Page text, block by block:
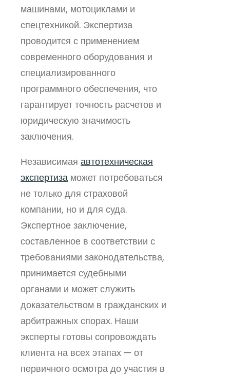
машинами, мотоциклами и
спецтехникой. Экспертиза
проводится с применением
современного оборудования и
специализированного
программного обеспечения, что
гарантирует точность расчетов и
юридическую значимость
заключения.
Независимая автотехническая
экспертиза может потребоваться
не только для страховой
компании, но и для суда.
Экспертное заключение,
составленное в соответствии с
требованиями законодательства,
принимается судебными
органами и может служить
доказательством в гражданских и
арбитражных спорах. Наши
эксперты готовы сопровождать
клиента на всех этапах — от
первичного осмотра до участия в